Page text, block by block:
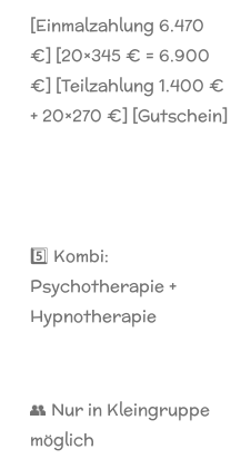
[Einmalzahlung 6.470
€] [20×345 € = 6.900
€] [Teilzahlung 1.400 €
+ 20×270 €] [Gutschein]
5️⃣ Kombi:
Psychotherapie +
Hypnotherapie
👥 Nur in Kleingruppe
möglich